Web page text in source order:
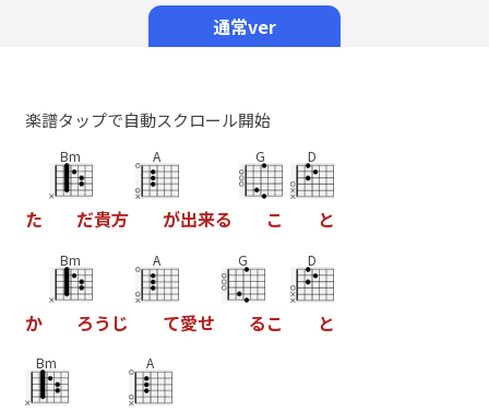
通常ver
楽譜タップで自動スクロール開始
た
Bm
だ貴方
A
が出来る
G
こ
D
と
か
Bm
ろう じ
A
て愛せ
G
るこ
D
と
Bm A